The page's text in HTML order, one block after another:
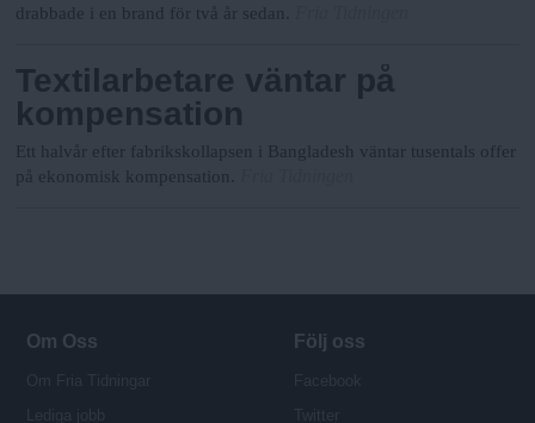
drabbade i en brand för två år sedan.
Textilarbetare väntar på
kompensation
Ett halvår efter fabrikskollapsen i Bangladesh väntar tusentals offer
på ekonomisk kompensation.
Om Oss Följ oss